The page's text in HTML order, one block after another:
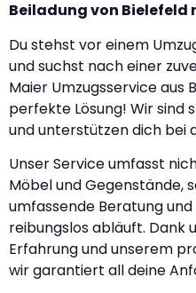
Beiladung von Bielefeld
Du stehst vor einem
und suchst nach einer
Maier Umzugsservice aus
perfekte Lösung! Wir sind
und unterstützen dich bei
Unser Service umfasst
Möbel und Gegenstände,
umfassende Beratung
reibungslos abläuft. Dank
Erfahrung und unserem
wir garantiert all deine